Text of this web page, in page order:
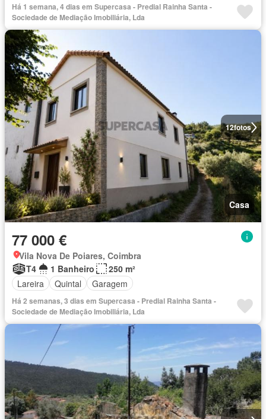
Há 1 semana, 4 dias em Supercasa - Predial Rainha Santa -
Sociedade de Mediação Imobiliária, Lda
12fotos
Casa
77 000 €
Vila Nova De Poiares, Coimbra
T4
1 Banheiro
250 m²
Lareira
Quintal Garagem
Há 2 semanas, 3 dias em Supercasa - Predial Rainha Santa -
Sociedade de Mediação Imobiliária, Lda